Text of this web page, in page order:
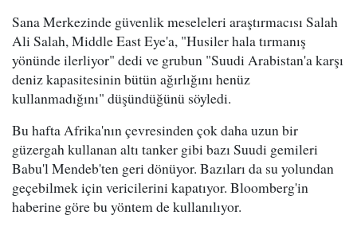
Sana Merkezinde güvenlik meseleleri araştırmacısı Salah
Ali Salah, Middle East Eye'a, "Husiler hala tırmanış
yönünde ilerliyor" dedi ve grubun "Suudi Arabistan'a karşı
deniz kapasitesinin bütün ağırlığını henüz
kullanmadığını" düşündüğünü söyledi.
Bu hafta Afrika'nın çevresinden çok daha uzun bir
güzergah kullanan altı tanker gibi bazı Suudi gemileri
Babu'l Mendeb'ten geri dönüyor. Bazıları da su yolundan
geçebilmek için vericilerini kapatıyor. Bloomberg'in
haberine göre bu yöntem de kullanılıyor.